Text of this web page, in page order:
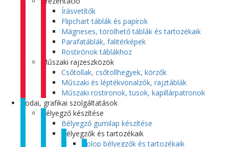
Írásvetítők
Flipchart táblák és papírok
Mágneses, törölhető táblák és tartozékaik
Parafatáblák, falitérképek
Rostirónok táblákhoz
Műszaki rajzeszközök
Csőtollak, csőtollhegyek, körzők
Műszaki és léptékvonalzók, rajztáblák
Műszaki rostironok, tusok, kapillárpatronok
Irodai, grafikai szolgáltatások
Bélyegző készítése
Bélyegző gumilap készítése
Bélyegzők és tartozékaik
Colop bélyegzők és tartozékaik